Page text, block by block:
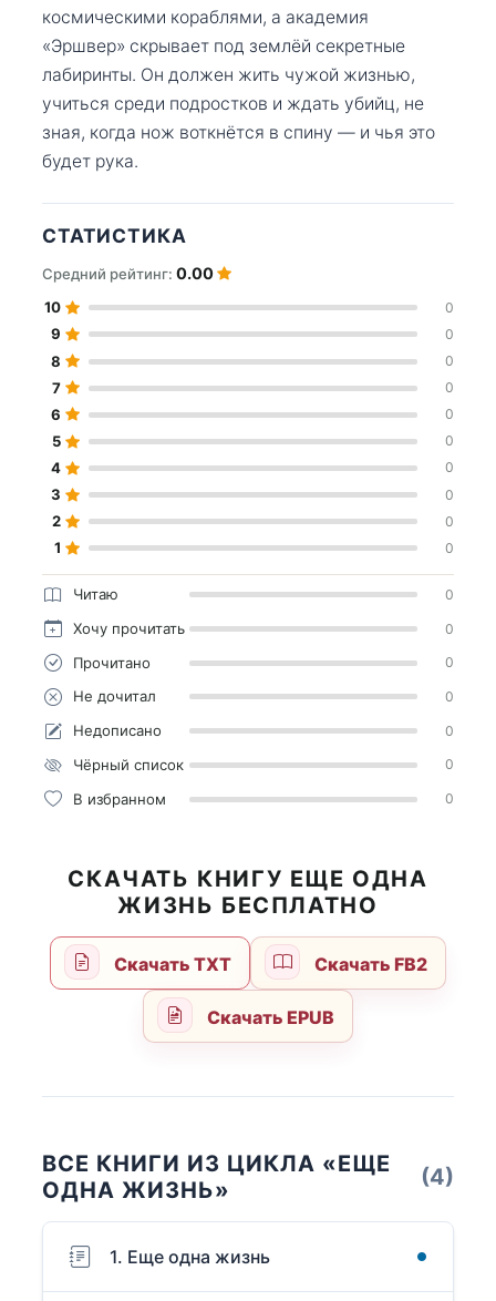
космическими кораблями, а академия
«Эршвер» скрывает под землёй секретные
лабиринты. Он должен жить чужой жизнью,
учиться среди подростков и ждать убийц, не
зная, когда нож воткнётся в спину — и чья это
будет рука.
СТАТИСТИКА
Средний рейтинг: 0.00
10 0
9 0
8 0
7 0
6 0
5 0
4 0
3 0
2 0
1 0
Читаю 0
Хочу прочитать 0
Прочитано 0
Не дочитал 0
Недописано 0
Чёрный список 0
В избранном 0
СКАЧАТЬ КНИГУ ЕЩЕ ОДНА
ЖИЗНЬ БЕСПЛАТНО
Скачать TXT Скачать FB2
Скачать EPUB
ВСЕ КНИГИ ИЗ ЦИКЛА «ЕЩЕ
ОДНА ЖИЗНЬ»
(4)
1. Еще одна жизнь